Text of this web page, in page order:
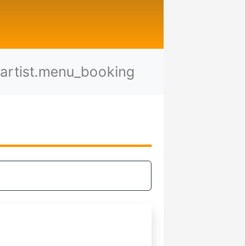
artist.menu_booking